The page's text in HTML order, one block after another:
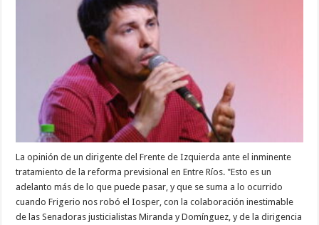
La opinión de un dirigente del Frente de Izquierda ante el inminente
tratamiento de la reforma previsional en Entre Ríos. "Esto es un
adelanto más de lo que puede pasar, y que se suma a lo ocurrido
cuando Frigerio nos robó el Iosper, con la colaboración inestimable
de las Senadoras justicialistas Miranda y Domínguez, y de la dirigencia